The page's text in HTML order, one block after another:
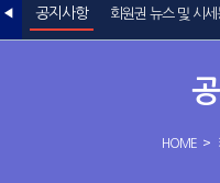
HOME >
공지사항 회원권 뉴스 및 시세